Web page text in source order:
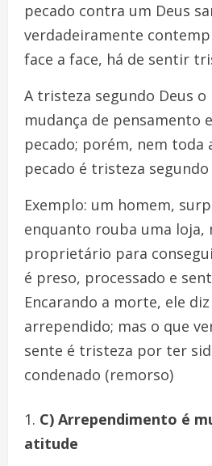
pecado contra um Deus
verdadeiramente
face a face, há de sentir
A tristeza segundo Deus o
mudança de pensamento
pecado; porém, nem toda
pecado é tristeza segundo
Exemplo: um homem,
enquanto rouba uma loja,
proprietário para
é preso, processado e
Encarando a morte, ele
arrependido; mas o que
sente é tristeza por ter
condenado (remorso)
C) Arrependimento é
atitude